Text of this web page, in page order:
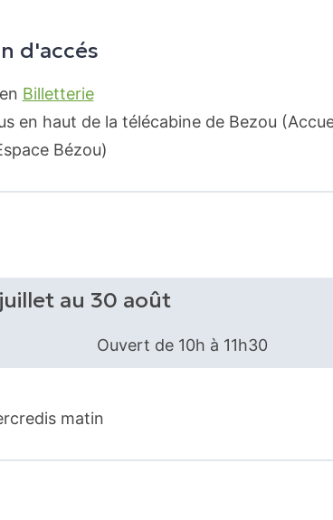
d'accés
Billetterie
en haut de la télécabine de Bezou
Bézou)
au 30 août
Ouvert de 10h à 11h30
matin